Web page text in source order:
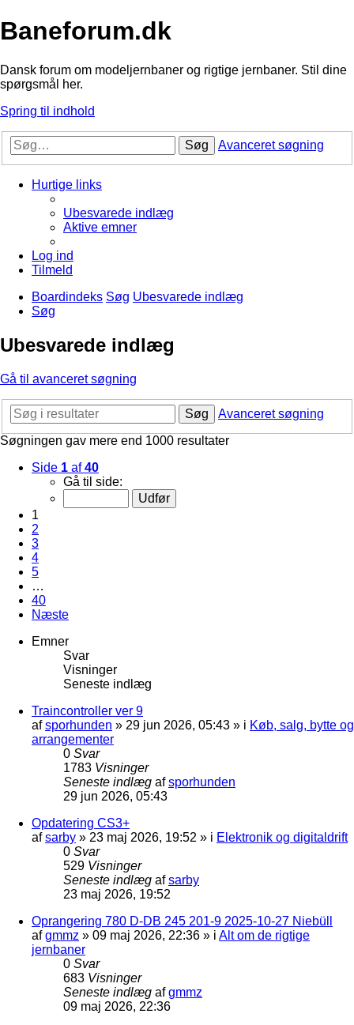
Baneforum.dk
Dansk forum om modeljernbaner og rigtige jernbaner. Stil dine
spørgsmål her.
Spring til indhold
Søg Avanceret søgning
Hurtige links
Ubesvarede indlæg
Aktive emner
Log ind
Tilmeld
Boardindeks Søg Ubesvarede indlæg
Søg
Ubesvarede indlæg
Gå til avanceret søgning
Søg
Avanceret søgning
Søgningen gav mere end 1000 resultater
Side 1 af40
Gå til side:
1
2
3
4
5
…
40
Næste
Emner
Svar
Visninger
Seneste indlæg
Traincontroller ver 9
afsporhunden » 29 jun 2026, 05:43 » i Køb, salg, bytte og
arrangementer
0 Svar
1783 Visninger
Seneste indlæg afsporhunden
29 jun 2026, 05:43
Opdatering CS3+
afsarby » 23 maj 2026, 19:52 » i Elektronik og digitaldrift
0 Svar
529 Visninger
Seneste indlæg afsarby
23 maj 2026, 19:52
Oprangering 780 D-DB 245 201-9 2025-10-27 Niebüll
afgmmz » 09 maj 2026, 22:36 » i Alt om de rigtige
jernbaner
0 Svar
683 Visninger
Seneste indlæg afgmmz
09 maj 2026, 22:36